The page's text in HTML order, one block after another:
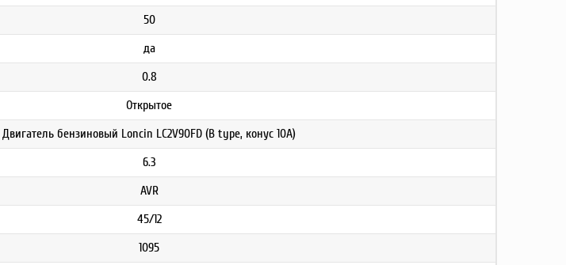
50
да
0.8
Открытое
Двигатель бензиновый Loncin LC2V90FD (B type, конус 10А)
6.3
AVR
45/12
1095